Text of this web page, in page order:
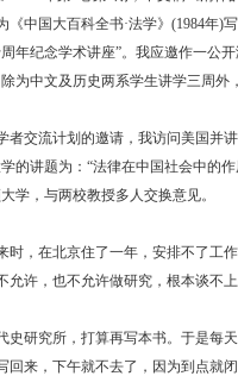
中国大百科全书·法学》(1984年)
纪念学术讲座”。我应邀作一公
为中文及历史两系学生讲学三周
交流计划的邀请，我访问美国并
的讲题为：“法律在中国社会中
学，与两校教授多人交换意见。
，在北京住了一年，安排不了工
允许，也不允许做研究，根本谈不
研究所，打算再写本书。于是每
回来，下午就不去了，因为到点就